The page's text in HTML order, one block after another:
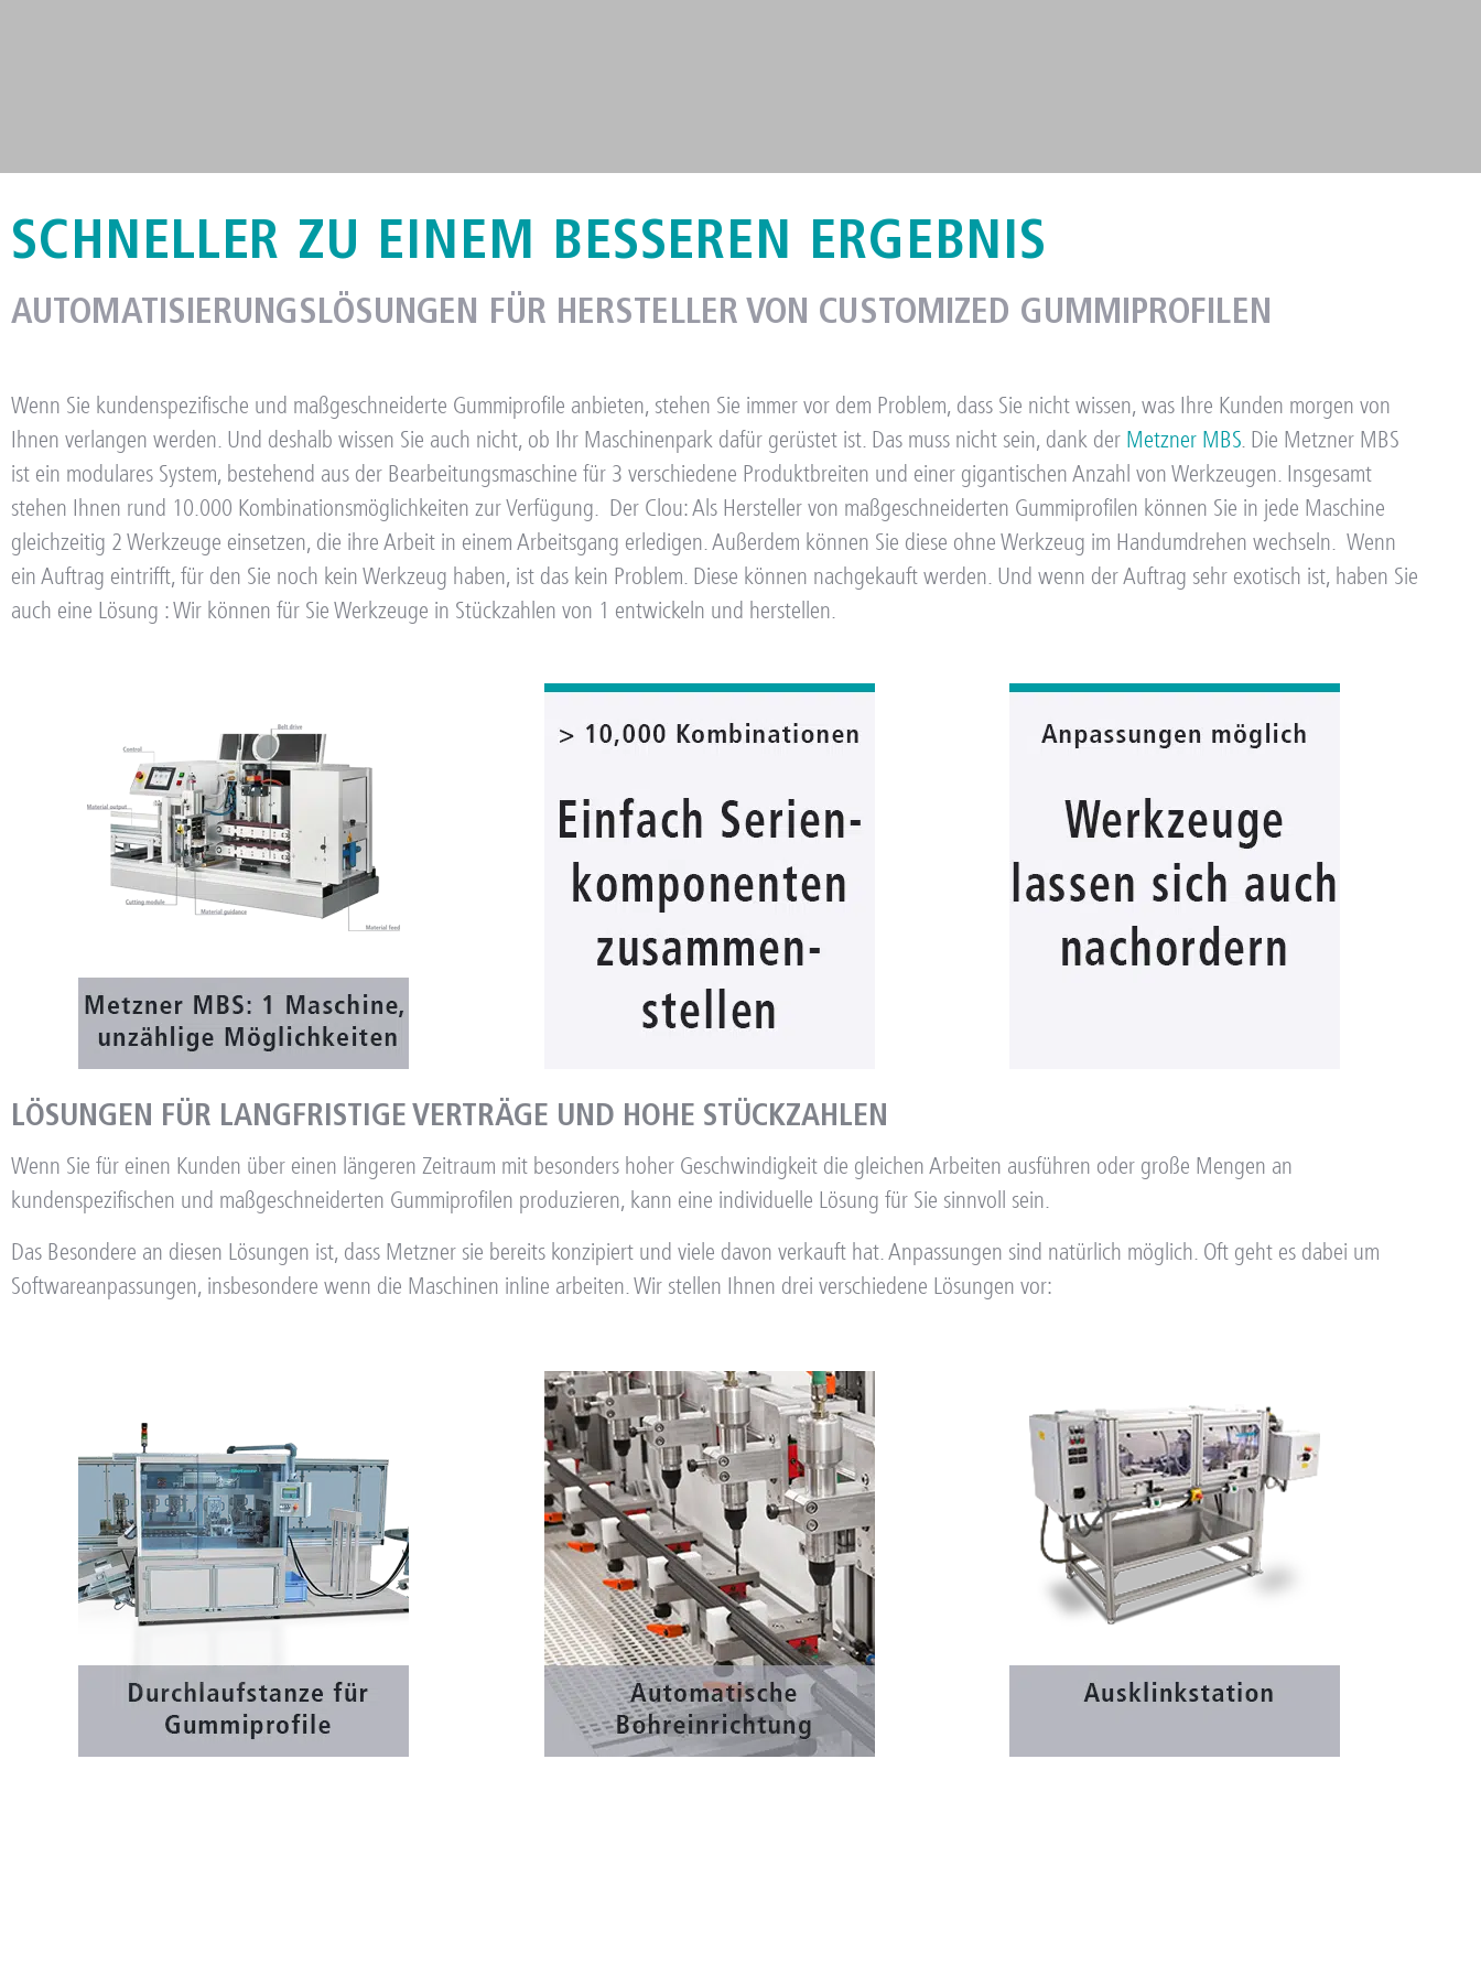
PRODUKTION VON CUSTOMIZED GUMMIPROFILEN
SCHNELLER ZU EINEM BESSEREN ERGEBNIS
AUTOMATISIERUNGSLÖSUNGEN FÜR HERSTELLER VON CUSTOMIZED GUMMIPROFILEN
Wenn Sie kundenspezifische und maßgeschneiderte Gummiprofile anbieten, stehen Sie immer vor dem Problem, dass Sie nicht wissen, was Ihre Kunden morgen von
Ihnen verlangen werden. Und deshalb wissen Sie auch nicht, ob Ihr Maschinenpark dafür gerüstet ist. Das muss nicht sein, dank der Metzner MBS. Die Metzner MBS
ist ein modulares System, bestehend aus der Bearbeitungsmaschine für 3 verschiedene Produktbreiten und einer gigantischen Anzahl von Werkzeugen. Insgesamt
stehen Ihnen rund 10.000 Kombinationsmöglichkeiten zur Verfügung. Der Clou: Als Hersteller von maßgeschneiderten Gummiprofilen können Sie in jede Maschine
gleichzeitig 2 Werkzeuge einsetzen, die ihre Arbeit in einem Arbeitsgang erledigen. Außerdem können Sie diese ohne Werkzeug im Handumdrehen wechseln. Wenn
ein Auftrag eintrifft, für den Sie noch kein Werkzeug haben, ist das kein Problem. Diese können nachgekauft werden. Und wenn der Auftrag sehr exotisch ist, haben Sie
auch eine Lösung : Wir können für Sie Werkzeuge in Stückzahlen von 1 entwickeln und herstellen.
LÖSUNGEN FÜR LANGFRISTIGE VERTRÄGE UND HOHE STÜCKZAHLEN
Wenn Sie für einen Kunden über einen längeren Zeitraum mit besonders hoher Geschwindigkeit die gleichen Arbeiten ausführen oder große Mengen an
kundenspezifischen und maßgeschneiderten Gummiprofilen produzieren, kann eine individuelle Lösung für Sie sinnvoll sein.
Das Besondere an diesen Lösungen ist, dass Metzner sie bereits konzipiert und viele davon verkauft hat. Anpassungen sind natürlich möglich. Oft geht es dabei um
Softwareanpassungen, insbesondere wenn die Maschinen inline arbeiten. Wir stellen Ihnen drei verschiedene Lösungen vor: